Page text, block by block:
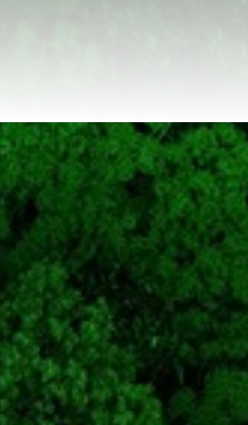
WIRTSCHAFTLICHE
DEKARBONISIERUNG
EFFIZIENTE
CO2-frei Fliegen
Karriere